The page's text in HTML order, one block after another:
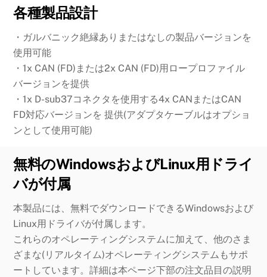
各種製品設計
・ガルバニック絶縁ありまたはなしの製品バージョンを
使用可能
・1x CAN (FD)または2x CAN (FD)用ロープロファイル
バージョンを提供
・1x D-sub37コネクタを使用する4x CANまたはCAN
FD対応バージョンを 提供(アダプタケーブルはオプショ
ンとして使用可能)
無料のWindowsおよびLinux用ドライ
バが付属
本製品には、無料でダウンロードできるWindowsおよび
Linux用ドライバが付属します。
これらのオペレーティングシステムに加えて、他のさま
ざまな(リアルタイム)オペレーティングシステムもサポ
ートしています。詳細は本ページ下部の注文品目の説明